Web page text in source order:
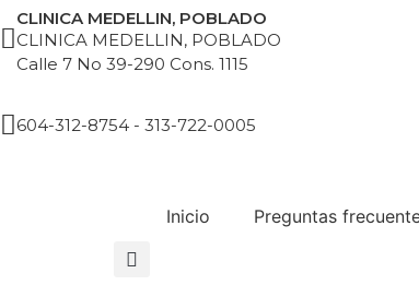
Saltar
contenido
CLINICA MEDELLIN, POBLADO
CLINICA MEDELLIN, POBLADO
Calle 7 No 39-290 Cons. 1115
604-312-8754 - 313-722-0005
Inicio Preguntas